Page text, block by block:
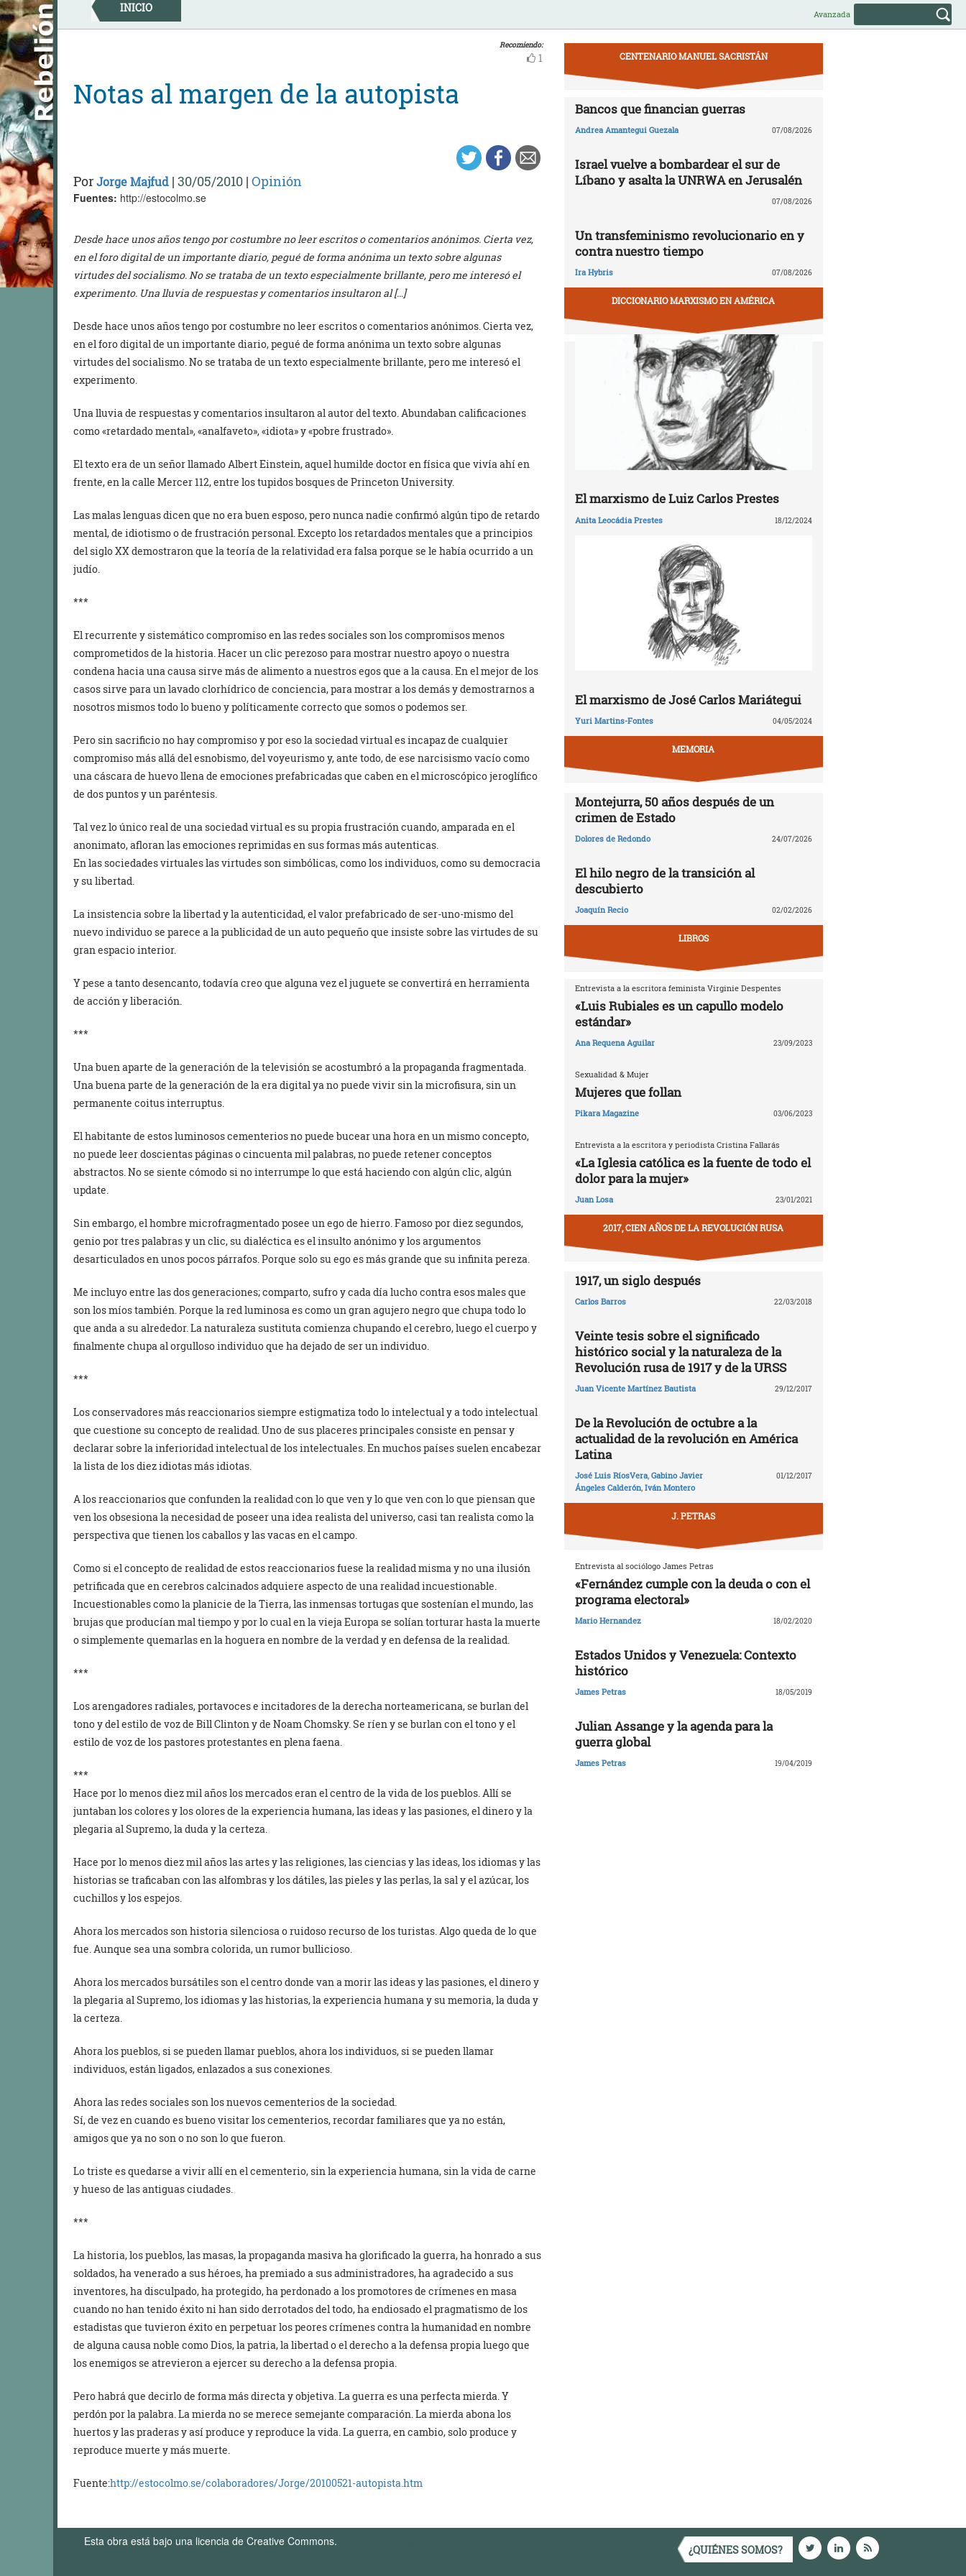
Skip
to
content
INICIO Avanzada
Recomiendo:
1
Notas al margen de la autopista
PorJorge Majfud | 30/05/2010 | Opinión
Fuentes: http://estocolmo.se
Desde hace unos años tengo por costumbre no leer escritos o comentarios anónimos. Cierta vez,
en el foro digital de un importante diario, pegué de forma anónima un texto sobre algunas
virtudes del socialismo. No se trataba de un texto especialmente brillante, pero me interesó el
experimento. Una lluvia de respuestas y comentarios insultaron al […]
Desde hace unos años tengo por costumbre no leer escritos o comentarios anónimos. Cierta vez,
en el foro digital de un importante diario, pegué de forma anónima un texto sobre algunas
virtudes del socialismo. No se trataba de un texto especialmente brillante, pero me interesó el
experimento.
Una lluvia de respuestas y comentarios insultaron al autor del texto. Abundaban calificaciones
como «retardado mental», «analfaveto», «idiota» y «pobre frustrado».
El texto era de un señor llamado Albert Einstein, aquel humilde doctor en física que vivía ahí en
frente, en la calle Mercer 112, entre los tupidos bosques de Princeton University.
Las malas lenguas dicen que no era buen esposo, pero nunca nadie confirmó algún tipo de retardo
mental, de idiotismo o de frustración personal. Excepto los retardados mentales que a principios
del siglo XX demostraron que la teoría de la relatividad era falsa porque se le había ocurrido a un
judío.
***
El recurrente y sistemático compromiso en las redes sociales son los compromisos menos
comprometidos de la historia. Hacer un clic perezoso para mostrar nuestro apoyo o nuestra
condena hacia una causa sirve más de alimento a nuestros egos que a la causa. En el mejor de los
casos sirve para un lavado clorhídrico de conciencia, para mostrar a los demás y demostrarnos a
nosotros mismos todo lo bueno y políticamente correcto que somos o podemos ser.
Pero sin sacrificio no hay compromiso y por eso la sociedad virtual es incapaz de cualquier
compromiso más allá del esnobismo, del voyeurismo y, ante todo, de ese narcisismo vacío como
una cáscara de huevo llena de emociones prefabricadas que caben en el microscópico jeroglífico
de dos puntos y un paréntesis.
Tal vez lo único real de una sociedad virtual es su propia frustración cuando, amparada en el
anonimato, afloran las emociones reprimidas en sus formas más autenticas.
En las sociedades virtuales las virtudes son simbólicas, como los individuos, como su democracia
y su libertad.
La insistencia sobre la libertad y la autenticidad, el valor prefabricado de ser-uno-mismo del
nuevo individuo se parece a la publicidad de un auto pequeño que insiste sobre las virtudes de su
gran espacio interior.
Y pese a tanto desencanto, todavía creo que alguna vez el juguete se convertirá en herramienta
de acción y liberación.
***
Una buen aparte de la generación de la televisión se acostumbró a la propaganda fragmentada.
Una buena parte de la generación de la era digital ya no puede vivir sin la microfisura, sin un
permanente coitus interruptus.
El habitante de estos luminosos cementerios no puede bucear una hora en un mismo concepto,
no puede leer doscientas páginas o cincuenta mil palabras, no puede retener conceptos
abstractos. No se siente cómodo si no interrumpe lo que está haciendo con algún clic, algún
update.
Sin embargo, el hombre microfragmentado posee un ego de hierro. Famoso por diez segundos,
genio por tres palabras y un clic, su dialéctica es el insulto anónimo y los argumentos
desarticulados en unos pocos párrafos. Porque solo su ego es más grande que su infinita pereza.
Me incluyo entre las dos generaciones; comparto, sufro y cada día lucho contra esos males que
son los míos también. Porque la red luminosa es como un gran agujero negro que chupa todo lo
que anda a su alrededor. La naturaleza sustituta comienza chupando el cerebro, luego el cuerpo y
finalmente chupa al orgulloso individuo que ha dejado de ser un individuo.
***
Los conservadores más reaccionarios siempre estigmatiza todo lo intelectual y a todo intelectual
que cuestione su concepto de realidad. Uno de sus placeres principales consiste en pensar y
declarar sobre la inferioridad intelectual de los intelectuales. En muchos países suelen encabezar
la lista de los diez idiotas más idiotas.
A los reaccionarios que confunden la realidad con lo que ven y lo que ven con lo que piensan que
ven los obsesiona la necesidad de poseer una idea realista del universo, casi tan realista como la
perspectiva que tienen los caballos y las vacas en el campo.
Como si el concepto de realidad de estos reaccionarios fuese la realidad misma y no una ilusión
petrificada que en cerebros calcinados adquiere aspecto de una realidad incuestionable.
Incuestionables como la planicie de la Tierra, las inmensas tortugas que sostenían el mundo, las
brujas que producían mal tiempo y por lo cual en la vieja Europa se solían torturar hasta la muerte
o simplemente quemarlas en la hoguera en nombre de la verdad y en defensa de la realidad.
***
Los arengadores radiales, portavoces e incitadores de la derecha norteamericana, se burlan del
tono y del estilo de voz de Bill Clinton y de Noam Chomsky. Se ríen y se burlan con el tono y el
estilo de voz de los pastores protestantes en plena faena.
***
Hace por lo menos diez mil años los mercados eran el centro de la vida de los pueblos. Allí se
juntaban los colores y los olores de la experiencia humana, las ideas y las pasiones, el dinero y la
plegaria al Supremo, la duda y la certeza.
Hace por lo menos diez mil años las artes y las religiones, las ciencias y las ideas, los idiomas y las
historias se traficaban con las alfombras y los dátiles, las pieles y las perlas, la sal y el azúcar, los
cuchillos y los espejos.
Ahora los mercados son historia silenciosa o ruidoso recurso de los turistas. Algo queda de lo que
fue. Aunque sea una sombra colorida, un rumor bullicioso.
Ahora los mercados bursátiles son el centro donde van a morir las ideas y las pasiones, el dinero y
la plegaria al Supremo, los idiomas y las historias, la experiencia humana y su memoria, la duda y
la certeza.
Ahora los pueblos, si se pueden llamar pueblos, ahora los individuos, si se pueden llamar
individuos, están ligados, enlazados a sus conexiones.
Ahora las redes sociales son los nuevos cementerios de la sociedad.
Sí, de vez en cuando es bueno visitar los cementerios, recordar familiares que ya no están,
amigos que ya no son o no son lo que fueron.
Lo triste es quedarse a vivir allí en el cementerio, sin la experiencia humana, sin la vida de carne
y hueso de las antiguas ciudades.
***
La historia, los pueblos, las masas, la propaganda masiva ha glorificado la guerra, ha honrado a sus
soldados, ha venerado a sus héroes, ha premiado a sus administradores, ha agradecido a sus
inventores, ha disculpado, ha protegido, ha perdonado a los promotores de crímenes en masa
cuando no han tenido éxito ni han sido derrotados del todo, ha endiosado el pragmatismo de los
estadistas que tuvieron éxito en perpetuar los peores crímenes contra la humanidad en nombre
de alguna causa noble como Dios, la patria, la libertad o el derecho a la defensa propia luego que
los enemigos se atrevieron a ejercer su derecho a la defensa propia.
Pero habrá que decirlo de forma más directa y objetiva. La guerra es una perfecta mierda. Y
perdón por la palabra. La mierda no se merece semejante comparación. La mierda abona los
huertos y las praderas y así produce y reproduce la vida. La guerra, en cambio, solo produce y
reproduce muerte y más muerte.
Fuente:http://estocolmo.se/colaboradores/Jorge/20100521-autopista.htm
CENTENARIO MANUEL SACRISTÁN
Bancos que financian guerras
Andrea Amantegui Guezala 07/08/2026
Israel vuelve a bombardear el sur de
Líbano y asalta la UNRWA en Jerusalén
07/08/2026
Un transfeminismo revolucionario en y
contra nuestro tiempo
Ira Hybris 07/08/2026
DICCIONARIO MARXISMO EN AMÉRICA
El marxismo de Luiz Carlos Prestes
Anita Leocádia Prestes 18/12/2024
El marxismo de José Carlos Mariátegui
Yuri Martins-Fontes 04/05/2024
MEMORIA
Montejurra, 50 años después de un
crimen de Estado
Dolores de Redondo 24/07/2026
El hilo negro de la transición al
descubierto
Joaquín Recio 02/02/2026
LIBROS
Entrevista a la escritora feminista Virginie Despentes
«Luis Rubiales es un capullo modelo
estándar»
Ana Requena Aguilar 23/09/2023
Sexualidad & Mujer
Mujeres que follan
Pikara Magazine 03/06/2023
Entrevista a la escritora y periodista Cristina Fallarás
«La Iglesia católica es la fuente de todo el
dolor para la mujer»
Juan Losa 23/01/2021
2017, CIEN AÑOS DE LA REVOLUCIÓN RUSA
1917, un siglo después
Carlos Barros 22/03/2018
Veinte tesis sobre el significado
histórico social y la naturaleza de la
Revolución rusa de 1917 y de la URSS
Juan Vicente Martínez Bautista 29/12/2017
De la Revolución de octubre a la
actualidad de la revolución en América
Latina
José Luis RíosVera, Gabino Javier
Ángeles Calderón, Iván Montero
01/12/2017
J. PETRAS
Entrevista al sociólogo James Petras
«Fernández cumple con la deuda o con el
programa electoral»
Mario Hernandez 18/02/2020
Estados Unidos y Venezuela: Contexto
histórico
James Petras 18/05/2019
Julian Assange y la agenda para la
guerra global
James Petras 19/04/2019
Esta obra está bajo una licencia de Creative Commons.
¿QUIÉNES SOMOS?